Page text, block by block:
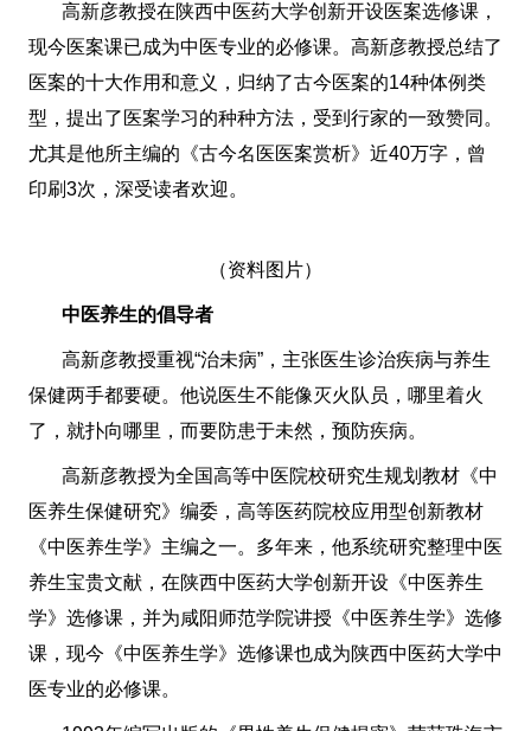
高新彦教授在陕西中医药大学创新开设医案选修课，
现今医案课已成为中医专业的必修课。高新彦教授总结了
医案的十大作用和意义，归纳了古今医案的14种体例类
型，提出了医案学习的种种方法，受到行家的一致赞同。
尤其是他所主编的《古今名医医案赏析》近40万字，曾
印刷3次，深受读者欢迎。
（资料图片）
中医养生的倡导者
高新彦教授重视“治未病”，主张医生诊治疾病与养生
保健两手都要硬。他说医生不能像灭火队员，哪里着火
了，就扑向哪里，而要防患于未然，预防疾病。
高新彦教授为全国高等中医院校研究生规划教材《中
医养生保健研究》编委，高等医药院校应用型创新教材
《中医养生学》主编之一。多年来，他系统研究整理中医
养生宝贵文献，在陕西中医药大学创新开设《中医养生
学》选修课，并为咸阳师范学院讲授《中医养生学》选修
课，现今《中医养生学》选修课也成为陕西中医药大学中
医专业的必修课。